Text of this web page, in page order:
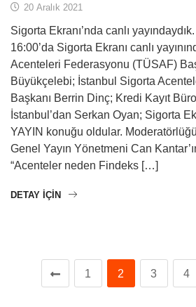
20 Aralık 2021
Sigorta Ekranı’nda canlı
16:00’da Sigorta Ekranı canlı
Acenteleri Federasyonu (TÜSAF)
Büyükçelebi; İstanbul Sigorta
Başkanı Berrin Dinç; Kredi Kayıt
İstanbul’dan Serkan Oyan; Sigorta
YAYIN konuğu oldular.
Genel Yayın Yönetmeni Can
“Acenteler neden Findeks […]
DETAY IÇIN
1 2 3 4